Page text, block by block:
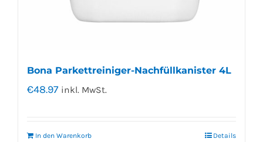
Bona Parkettreiniger-Nachfüllkanister 4L
€48.97 inkl. MwSt.
In den Warenkorb Details